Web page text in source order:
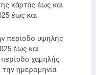
κάρτας έως και
έως και
περίοδο υψηλής
έως και
χαμηλής
ημερομηνία